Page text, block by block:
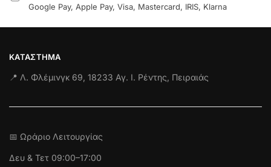
Google Pay, Apple Pay, Visa, Mastercard, IRIS, Klarna
ΚΑΤΆΣΤΗΜΑ
📍 Λ. Φλέμινγκ 69, 18233 Αγ. Ι. Ρέντης, Πειραιάς
📅 Ωράριο Λειτουργίας
Δευ & Τετ 09:00–17:00